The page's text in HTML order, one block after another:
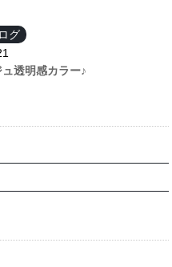
グ
透明感カラー♪